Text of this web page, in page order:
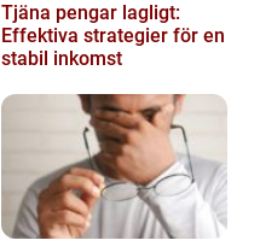
Tjäna pengar lagligt:
Effektiva strategier för en
stabil inkomst